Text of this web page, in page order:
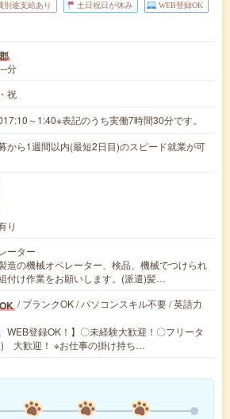
別途支給あり 土日祝日が休み WEB登録OK
分
祝
～1:40※表記のうち実働7時間30分です。
から1週間以内(最短2日目)のスピード就業が可
り
ーター
造の機械オペレーター、検品、機械でつけられ
付け作業をお願いします。(派遣)髪…
/ ブランクOK / パソコンスキル不要 / 英語力
WEB登録OK！】〇未経験大歓迎！〇フリータ
) 大歓迎！ ※お仕事の掛け持ち…